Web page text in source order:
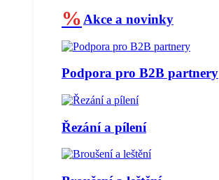
% Akce a novinky
Podpora pro B2B partnery
Řezání a pílení